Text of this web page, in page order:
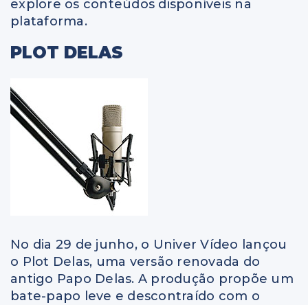
explore os conteúdos disponíveis na
plataforma.
PLOT DELAS
No dia 29 de junho, o Univer Vídeo lançou
o Plot Delas, uma versão renovada do
antigo Papo Delas. A produção propõe um
bate-papo leve e descontraído com o